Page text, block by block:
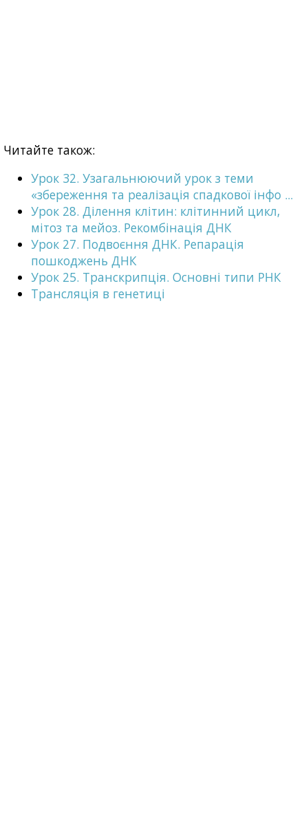
Читайте також:
Урок 32. Узагальнюючий урок з теми
«збереження та реалізація спадкової інфо ...
Урок 28. Ділення клітин: клітинний цикл,
мітоз та мейоз. Рекомбінація ДНК
Урок 27. Подвоєння ДНК. Репарація
пошкоджень ДНК
Урок 25. Транскрипція. Основні типи РНК
Трансляція в генетиці